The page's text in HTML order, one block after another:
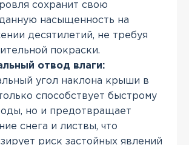
сохранит свою
насыщенность на
десятилетий, не требуя
покраски.
отвод влаги:
угол наклона крыши в
способствует быстрому
но и предотвращает
снега и листвы, что
риск застойных явлений